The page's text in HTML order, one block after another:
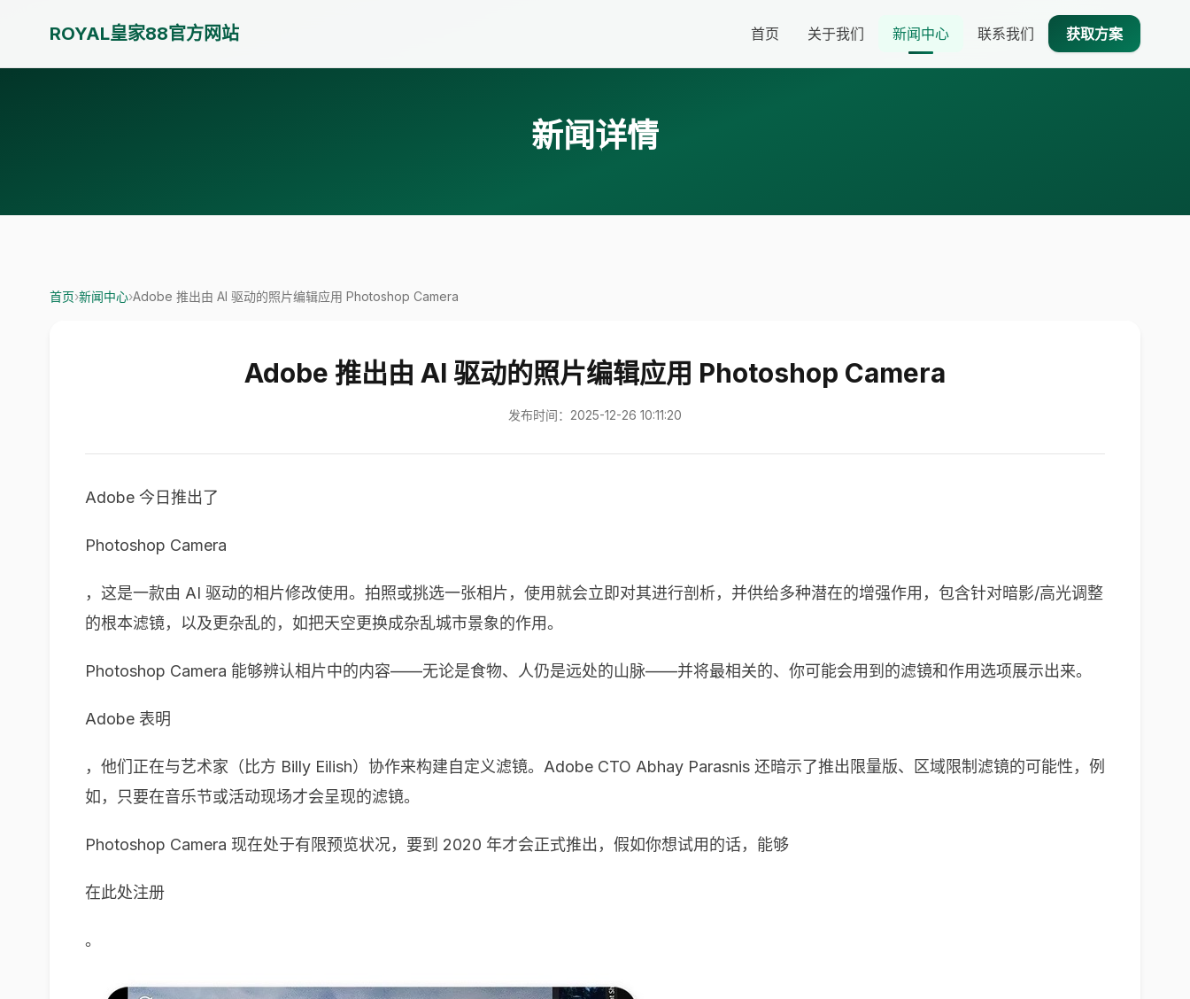
ROYAL皇家88官方网站 首页 关于我们 新闻中心 联系我们 获取方案
新闻详情
首页›新闻中心›Adobe 推出由 AI 驱动的照片编辑应用 Photoshop Camera
Adobe 推出由 AI 驱动的照片编辑应用 Photoshop Camera
发布时间：2025-12-26 10:11:20
Adobe 今日推出了
Photoshop Camera
，这是一款由 AI 驱动的相片修改使用。拍照或挑选一张相片，使用就会立即对其进行剖析，并供给多种潜在的增强作用，包含针对暗影/高光调整
的根本滤镜，以及更杂乱的，如把天空更换成杂乱城市景象的作用。
Photoshop Camera 能够辨认相片中的内容——无论是食物、人仍是远处的山脉——并将最相关的、你可能会用到的滤镜和作用选项展示出来。
Adobe 表明
，他们正在与艺术家（比方 Billy Eilish）协作来构建自定义滤镜。Adobe CTO Abhay Parasnis 还暗示了推出限量版、区域限制滤镜的可能性，例
如，只要在音乐节或活动现场才会呈现的滤镜。
Photoshop Camera 现在处于有限预览状况，要到 2020 年才会正式推出，假如你想试用的话，能够
在此处注册
。